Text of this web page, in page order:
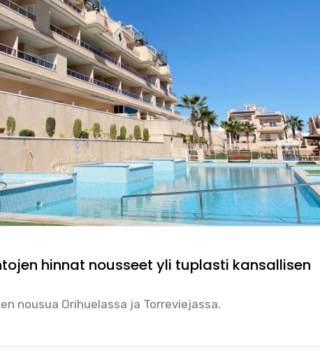
hinnat nousseet yli tuplasti kansallisen
nousua Orihuelassa ja Torreviejassa.